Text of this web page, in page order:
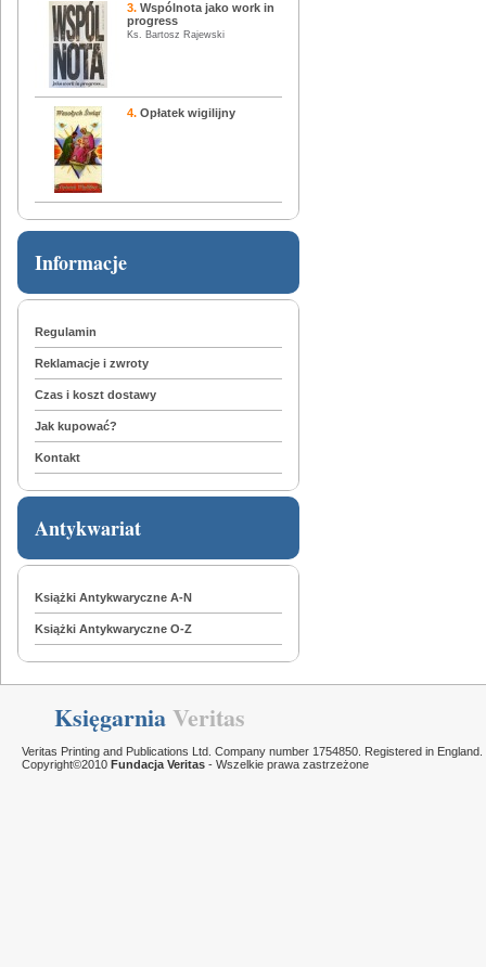
3. Wspólnota jako work in
progress
Ks. Bartosz Rajewski
4. Opłatek wigilijny
Informacje
Regulamin
Reklamacje i zwroty
Czas i koszt dostawy
Jak kupować?
Kontakt
Antykwariat
Książki Antykwaryczne A-N
Książki Antykwaryczne O-Z
KsięgarniaVeritas
Veritas Printing and Publications Ltd. Company number 1754850. Registered in England.
Copyright©2010 Fundacja Veritas - Wszelkie prawa zastrzeżone